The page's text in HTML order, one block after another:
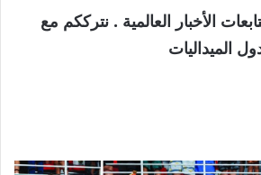
العالم 24- متابعات الأخبار العالمية . نترككم مع
الميداليات